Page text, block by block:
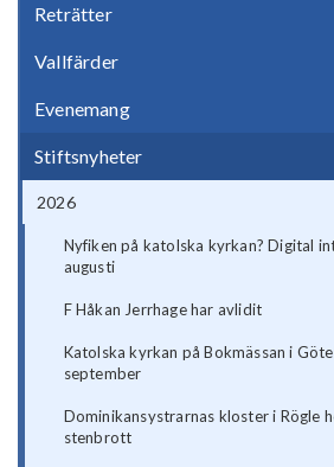
Reträtter
Vallfärder
Evenemang
Stiftsnyheter
2026
Nyfiken på katolska kyrkan? Digital
augusti
F Håkan Jerrhage har avlidit
Katolska kyrkan på Bokmässan i
september
Dominikansystrarnas kloster i Rögle
stenbrott